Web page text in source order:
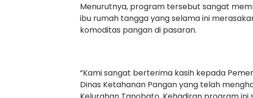
Menurutnya, program tersebut sangat
ibu rumah tangga yang selama ini
komoditas pangan di pasaran.
“Kami sangat berterima kasih kepada
Dinas Ketahanan Pangan yang telah